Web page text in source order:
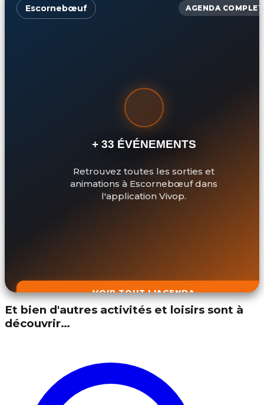
Escornebœuf AGENDA COMPLET
+ 33 ÉVÉNEMENTS
Retrouvez toutes les sorties et
animations à Escornebœuf dans
l'application Vivop.
VOIR TOUT L'AGENDA
Et bien d'autres activités et loisirs sont à
découvrir…